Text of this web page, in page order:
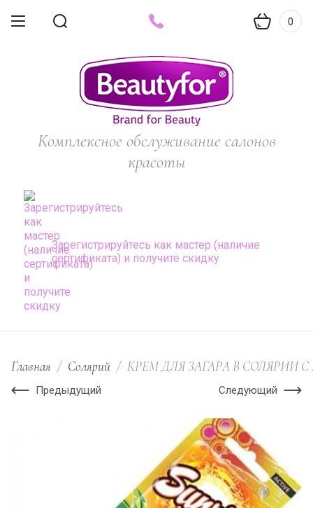
0
Комплексное обслуживание салонов
красоты
Зарегистрируйтесь как мастер (наличие
сертификата) и получите скидку
Главная / Солярий / КРЕМ ДЛЯ ЗАГАРА В СОЛЯРИИ
Предыдущий Следующий